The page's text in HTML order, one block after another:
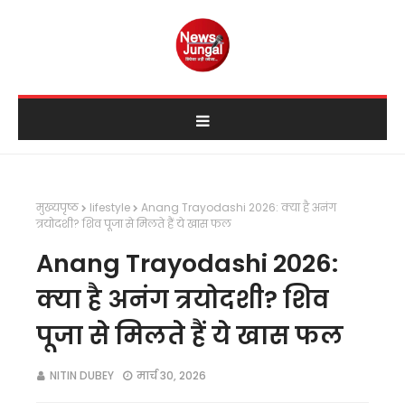
मुख्यपृष्ठ lifestyle
Anang Trayodashi 2026: क्या है अनंग
त्रयोदशी? शिव पूजा से मिलते हैं ये खास फल
Anang Trayodashi 2026:
क्या है अनंग त्रयोदशी? शिव
पूजा से मिलते हैं ये खास फल
NITIN DUBEY मार्च 30, 2026